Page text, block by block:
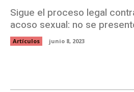
Sigue el proceso legal
acoso sexual: no se
Artículos junio 8, 2023